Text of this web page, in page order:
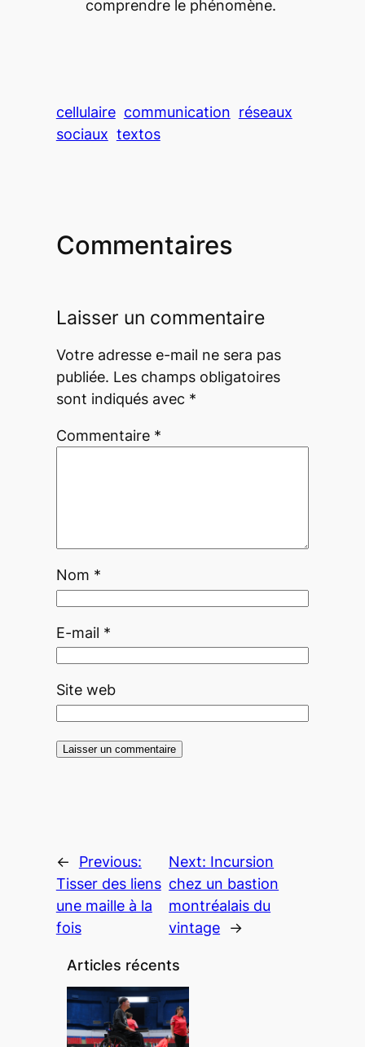
comprendre le phénomène.
cellulaire communication réseaux
sociaux textos
Commentaires
Laisser un commentaire
Votre adresse e-mail ne sera pas
publiée. Les champs obligatoires
sont indiqués avec *
Commentaire *
Nom *
E-mail *
Site web
←
Previous:
Tisser des liens
une maille à la
fois
Next: Incursion
chez un bastion
montréalais du
vintage
→
Articles récents